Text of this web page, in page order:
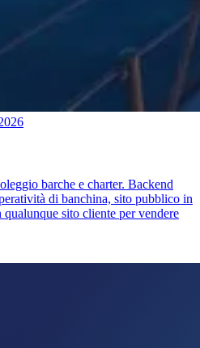
barche e charter. Backend
di banchina, sito pubblico in
sito cliente per vendere